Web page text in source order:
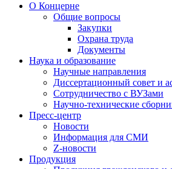
О Концерне
Общие вопросы
Закупки
Охрана труда
Документы
Наука и образование
Научные направления
Диссертационный совет и
Сотрудничество с ВУЗами
Научно-технические
Пресс-центр
Новости
Информация для СМИ
Z-новости
Продукция